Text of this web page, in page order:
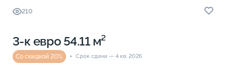
210
3-к eвро 54.11 м²
Со скидкой 20% Срок сдачи — 4 кв. 2026